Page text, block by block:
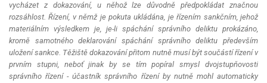
vycházet z dokazování, u něhož lze důvodně předpokládat značnou
rozsáhlost. Řízení, v němž je pokuta ukládána, je řízením sankčním, jehož
materiálním výsledkem je, je-li spáchání správního deliktu prokázáno,
kromě samotného deklarování spáchání správního deliktu především
uložení sankce. Těžiště dokazování přitom nutně musí být součástí řízení v
prvním stupni, neboť jinak by se tím popíral smysl dvojstupňovosti
správního řízení - účastník správního řízení by nutně mohl automaticky